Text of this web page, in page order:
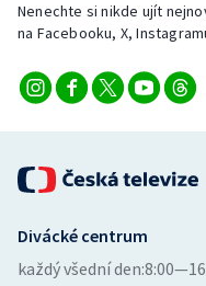
Vodní slalom
Volejbal
Ostatní
Nenechte si nikde ujít
na Facebooku, X,
Divácké centrum
každý všední den: